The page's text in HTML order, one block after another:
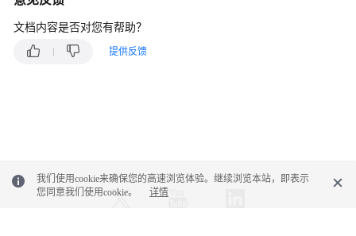
询
定
API
文档内容是否对您有帮助？
提供反馈
我们使用cookie来确保您的高速浏览体验。继续浏览本站，即表示
您同意我们使用cookie。
详情